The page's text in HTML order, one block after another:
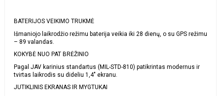
BATERIJOS VEIKIMO TRUKMĖ
Išmaniojo laikrodžio režimu baterija veikia iki 28 dienų, o su GPS režimu
– 89 valandas.
KOKYBĖ NUO PAT BRĖŽINIO
Pagal JAV karinius standartus (MIL-STD-810) patikrintas modernus ir
tvirtas laikrodis su dideliu 1,4″ ekranu.
JUTIKLINIS EKRANAS IR MYGTUKAI